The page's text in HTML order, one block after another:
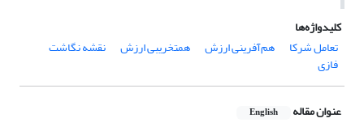
کلیدواژه‌ها
تعامل شرکا
هم‏‌آفرینی ارزش هم‏تخریبی ارزش نقشه نگاشت
فازی
عنوان مقاله English